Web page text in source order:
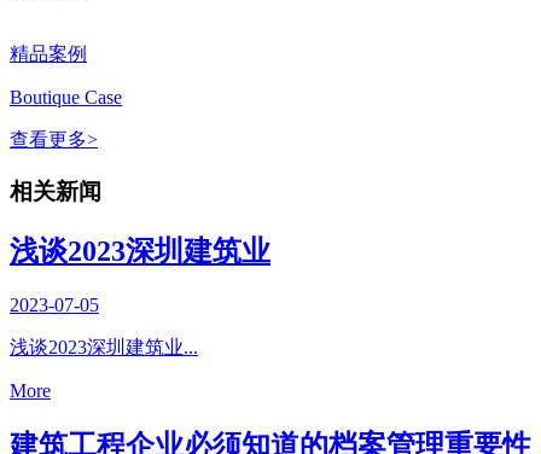
精品案例
Boutique Case
查看更多>
相关新闻
浅谈2023深圳建筑业
2023-07-05
浅谈2023深圳建筑业...
More
建筑工程企业必须知道的档案管理重要性